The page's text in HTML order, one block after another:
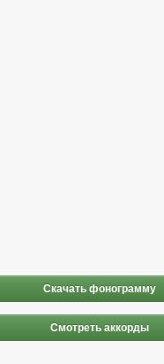
Скачать фонограмму
Смотреть аккорды